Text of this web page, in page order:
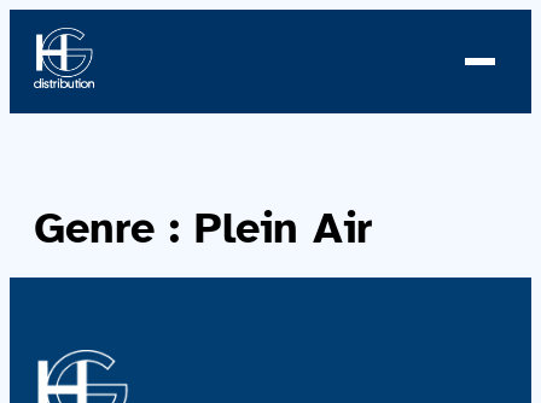
Profil
Équipe
Genre : Plein Air